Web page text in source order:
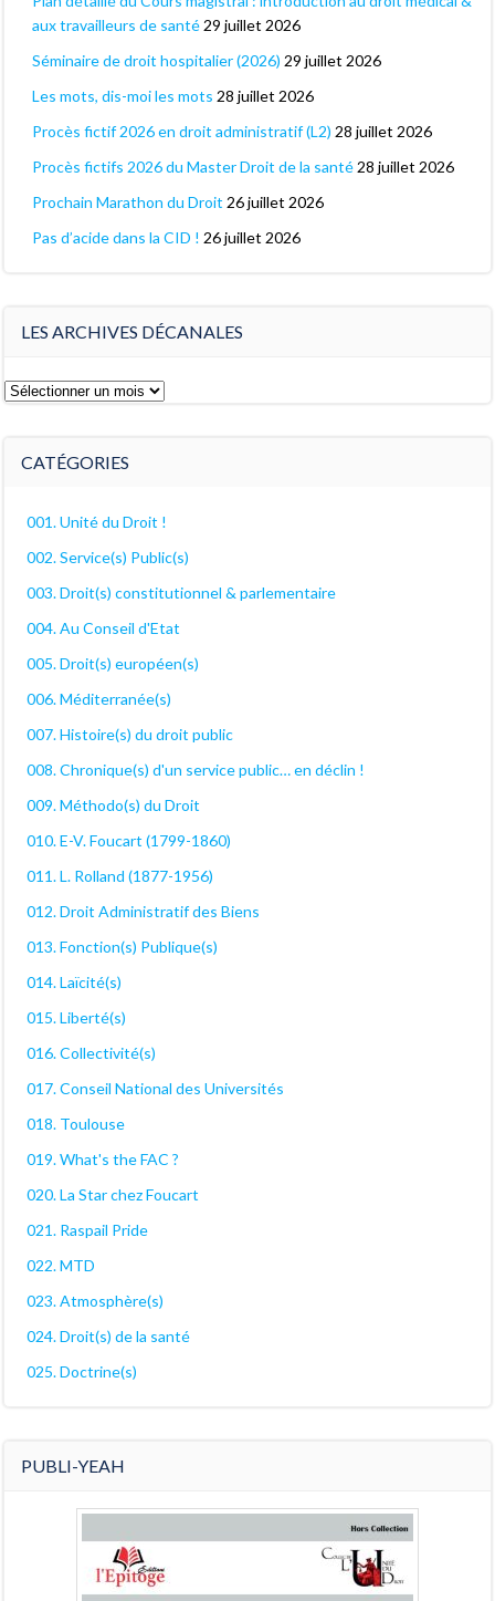
aux travailleurs de santé 29 juillet 2026
Séminaire de droit hospitalier (2026) 29 juillet 2026
Les mots, dis-moi les mots 28 juillet 2026
Procès fictif 2026 en droit administratif (L2) 28 juillet 2026
Procès fictifs 2026 du Master Droit de la santé 28 juillet 2026
Prochain Marathon du Droit 26 juillet 2026
Pas d’acide dans la CID ! 26 juillet 2026
LES ARCHIVES DÉCANALES
Les
CATÉGORIES
001. Unité du Droit !
002. Service(s) Public(s)
003. Droit(s) constitutionnel & parlementaire
004. Au Conseil d'Etat
005. Droit(s) européen(s)
006. Méditerranée(s)
007. Histoire(s) du droit public
008. Chronique(s) d'un service public… en déclin !
009. Méthodo(s) du Droit
010. E-V. Foucart (1799-1860)
011. L. Rolland (1877-1956)
012. Droit Administratif des Biens
013. Fonction(s) Publique(s)
014. Laïcité(s)
015. Liberté(s)
016. Collectivité(s)
017. Conseil National des Universités
018. Toulouse
019. What's the FAC ?
020. La Star chez Foucart
021. Raspail Pride
022. MTD
023. Atmosphère(s)
024. Droit(s) de la santé
025. Doctrine(s)
PUBLI-YEAH